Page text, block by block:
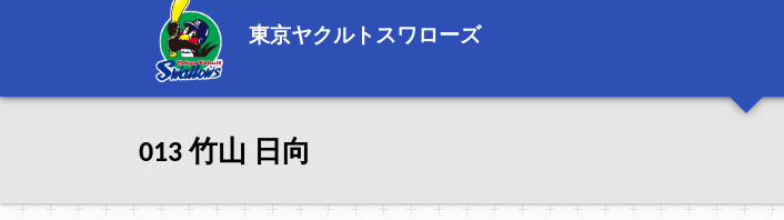
東京ヤクルトスワローズ
013 竹山 日向